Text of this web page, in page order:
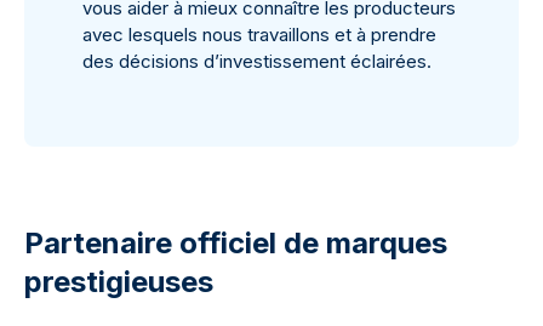
vous aider à mieux connaître les producteurs
avec lesquels nous travaillons et à prendre
des décisions d’investissement éclairées.
Partenaire officiel de marques
prestigieuses